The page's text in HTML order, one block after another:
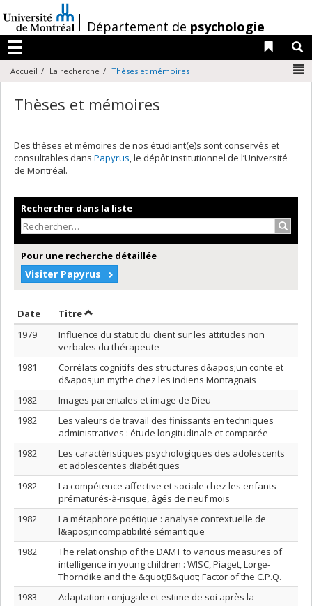
au
contenu
/Département de psychologie
Menu
Liens
Accueil La recherche Thèses et mémoires
Thèses et mémoires
Des thèses et mémoires de nos étudiant(e)s sont conservés et
consultables dans Papyrus, le dépôt institutionnel de l’Université
de Montréal.
Rechercher dans la liste
Pour une recherche détaillée
Visiter Papyrus
Date Trier par date en ordre décroissant
TitreTrier par titre en ordre décroissant
1979
Influence du statut du client sur les attitudes non
verbales du thérapeute
1981
Corrélats cognitifs des structures d&apos;un conte et
d&apos;un mythe chez les indiens Montagnais
1982
Images parentales et image de Dieu
1982
Les valeurs de travail des finissants en techniques
administratives : étude longitudinale et comparée
1982
Les caractéristiques psychologiques des adolescents
et adolescentes diabétiques
1982
La compétence affective et sociale chez les enfants
prématurés-à-risque, âgés de neuf mois
1982
La métaphore poétique : analyse contextuelle de
l&apos;incompatibilité sémantique
1982
The relationship of the DAMT to various measures of
intelligence in young children : WISC, Piaget, Lorge-
Thorndike and the &quot;B&quot; Factor of the C.P.Q.
1983
Adaptation conjugale et estime de soi après la